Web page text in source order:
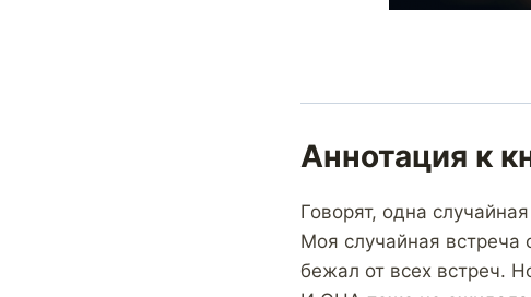
Аннотация к
Говорят, одна
Моя случайная встреча
бежал от всех встреч.